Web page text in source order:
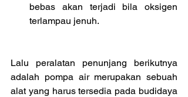
bebas akan terjadi bila oksigen
terlampau jenuh.
Lalu peralatan penunjang berikutnya
adalah pompa air merupakan sebuah
alat yang harus tersedia pada budidaya